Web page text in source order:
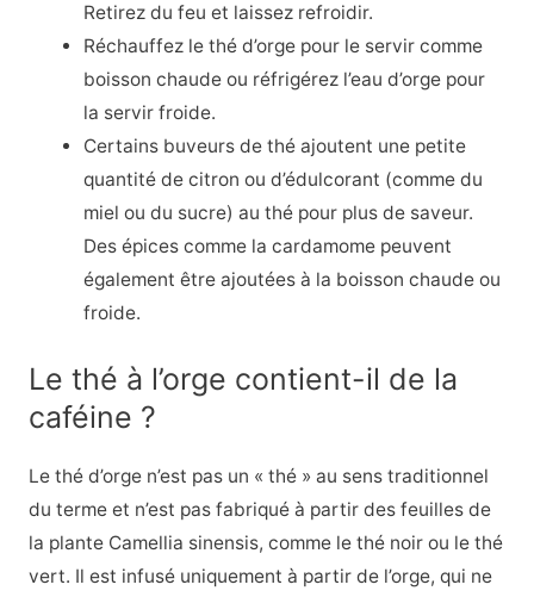
Retirez du feu et laissez refroidir.
Réchauffez le thé d’orge pour le servir comme
boisson chaude ou réfrigérez l’eau d’orge pour
la servir froide.
Certains buveurs de thé ajoutent une petite
quantité de citron ou d’édulcorant (comme du
miel ou du sucre) au thé pour plus de saveur.
Des épices comme la cardamome peuvent
également être ajoutées à la boisson chaude ou
froide.
Le thé à l’orge contient-il de la
caféine ?
Le thé d’orge n’est pas un « thé » au sens traditionnel
du terme et n’est pas fabriqué à partir des feuilles de
la plante Camellia sinensis, comme le thé noir ou le thé
vert. Il est infusé uniquement à partir de l’orge, qui ne